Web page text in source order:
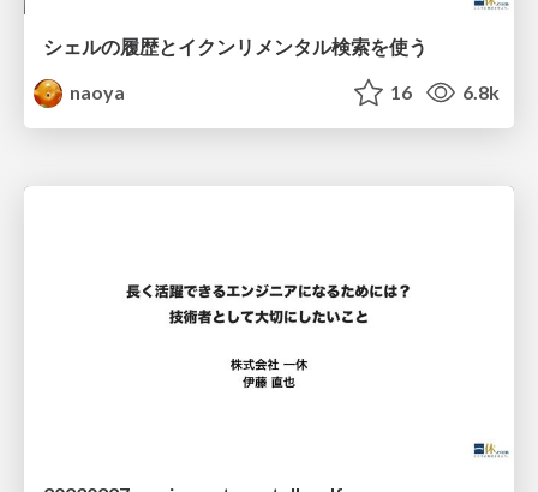
シェルの履歴とイクンリメンタル検索を使う
naoya
16 6.8k